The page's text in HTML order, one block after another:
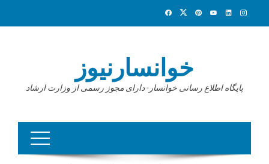
خوانسارنیوز
پایگاه اطلاع رسانی خوانسار- دارای مجوز رسمی از وزارت ارشاد